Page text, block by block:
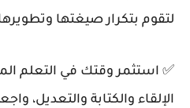
لتقوم بتكرار صيغتها
✅ استثمر وقتك في التعلم
الإلقاء والكتابة والتعديل،